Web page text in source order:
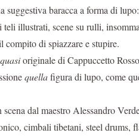
baracca a forma di
illustrati, scene su rulli,
compito di spiazzare e stupire.
quasioriginale di Cappuccetto
quellafigura di lupo, come
dal maestro Alessandro
cimbali tibetani, steel drums,